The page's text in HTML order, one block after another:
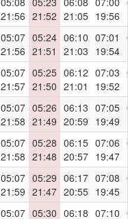
21:56 21:52 21:05 19:56
05:07
21:56
05:24
21:51
06:10
21:03
07:01
19:54
05:07
21:57
05:25
21:50
06:12
21:01
07:03
19:52
05:07
21:58
05:26
21:49
06:13
20:59
07:05
19:49
05:07
21:58
05:28
21:48
06:15
20:57
07:06
19:47
05:07
21:59
05:29
21:47
06:17
20:55
07:08
19:45
05:07 05:30 06:18 07:10